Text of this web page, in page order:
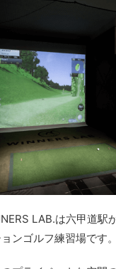
LAB.は六甲道駅
ンゴルフ練習場です。